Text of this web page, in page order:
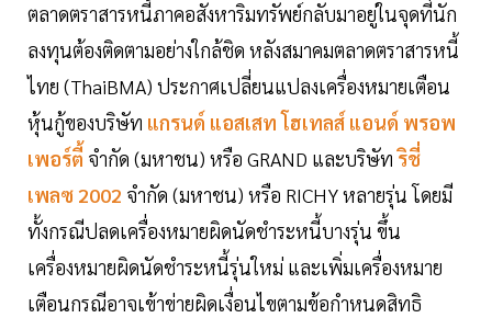
ตลาดตราสารหนี้ภาคอสังหาริมทรัพย์กลับมาอยู่ในจุดที่นัก
ลงทุนต้องติดตามอย่างใกล้ชิด หลังสมาคมตลาดตราสารหนี้
ไทย (ThaiBMA) ประกาศเปลี่ยนแปลงเครื่องหมายเตือน
หุ้นกู้ของบริษัท แกรนด์ แอสเสท โฮเทลส์ แอนด์ พรอพ
เพอร์ตี้ จำกัด (มหาชน) หรือ GRAND และบริษัทริชี่
เพลซ 2002 จำกัด (มหาชน) หรือ RICHY หลายรุ่น โดยมี
ทั้งกรณีปลดเครื่องหมายผิดนัดชำระหนี้บางรุ่น ขึ้น
เครื่องหมายผิดนัดชำระหนี้รุ่นใหม่ และเพิ่มเครื่องหมาย
เตือนกรณีอาจเข้าข่ายผิดเงื่อนไขตามข้อกำหนดสิทธิ